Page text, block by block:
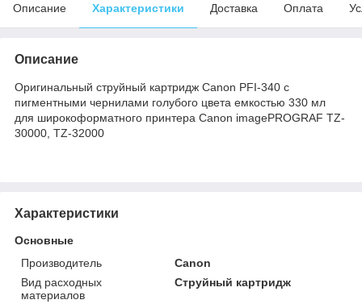
Описание Характеристики Доставка Оплата
Описание
Оригинальный струйный картридж Canon PFI-340 с
пигментными чернилами голубого цвета емкостью 330 мл
для широкоформатного принтера Canon imagePROGRAF TZ-
30000, TZ-32000
Характеристики
Основные
Производитель
Canon
Вид расходных
материалов
Струйный картридж